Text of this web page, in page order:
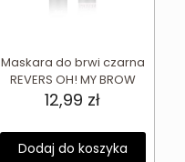
Maskara do brwi czarna
REVERS OH! MY BROW
12,99 zł
Dodaj do koszyka